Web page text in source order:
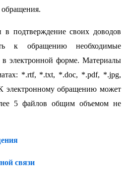
обращения.
в подтверждение своих доводов
к обращению необходимые
электронной форме. Материалы
*.rtf, *.txt, *.doc, *.pdf, *.jpg,
обращению может
5 файлов общим объемом не
связи